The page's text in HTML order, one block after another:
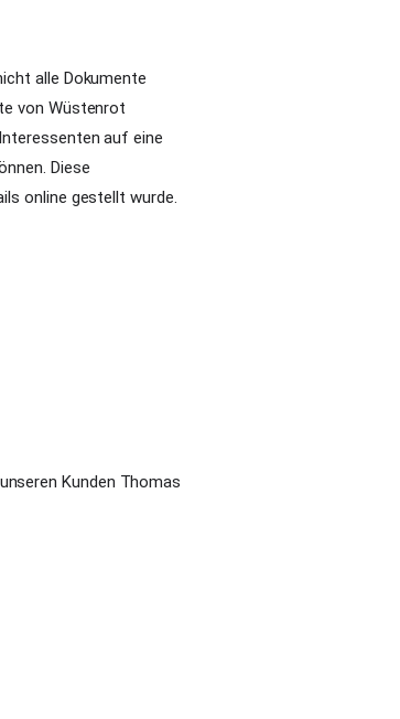
alle Dokumente
von Wüstenrot
auf eine
Diese
online gestellt wurde.
Kunden Thomas